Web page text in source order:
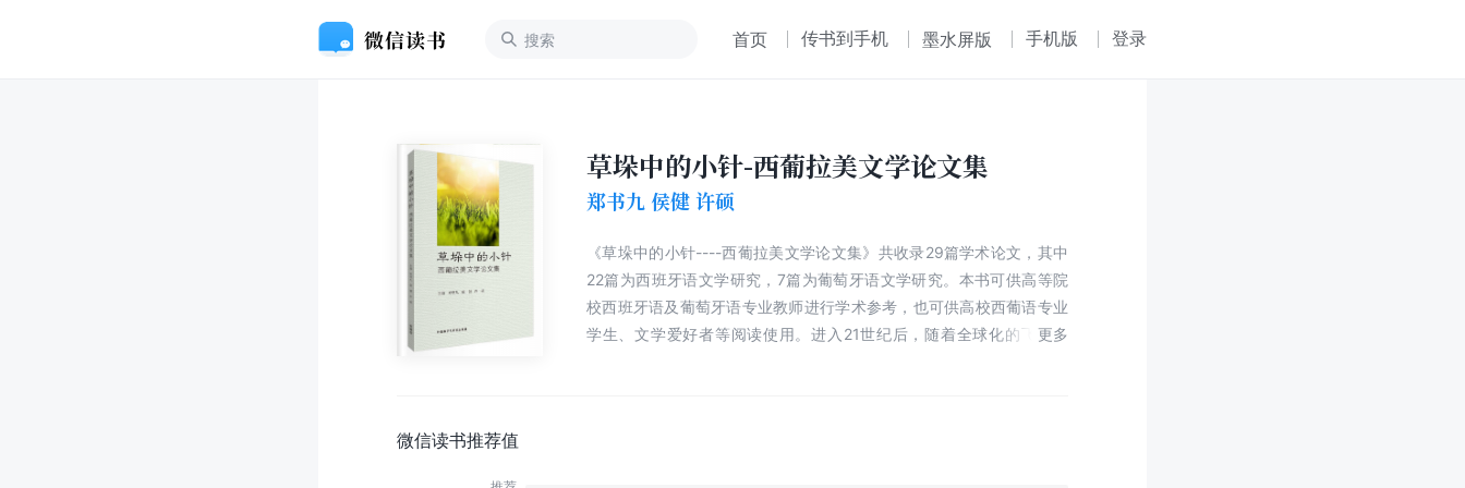
首页 传书到手机 墨水屏版 手机版 登录
草垛中的小针-西葡拉美文学论文集
郑书九 侯健 许硕
《草垛中的小针----西葡拉美文学论文集》共收录29篇学术论文，其中
22篇为西班牙语文学研究，7篇为葡萄牙语文学研究。本书可供高等院
校西班牙语及葡萄牙语专业教师进行学术参考，也可供高校西葡语专业
学生、文学爱好者等阅读使用。进入21世纪后，随着全球化的飞速发
微信读书推荐值